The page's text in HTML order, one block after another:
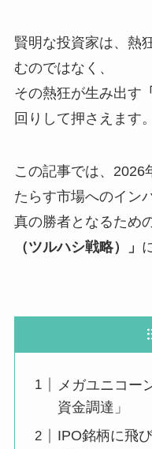
賢明な投資家は、熱
むのではなく、
その熱狂が生み出す
回りして押さえます。
この記事では、2026
たらす市場へのイン
真の勝者となるため
（ツルハシ戦略）」
メガユニコー
資金調達」
IPO銘柄に飛